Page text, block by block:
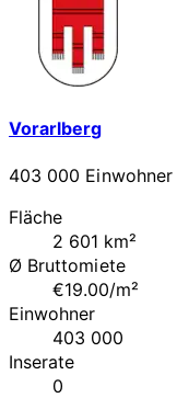
Vorarlberg
403 000 Einwohner
Fläche
2 601 km²
Ø Bruttomiete
€19.00/m²
Einwohner
403 000
Inserate
0